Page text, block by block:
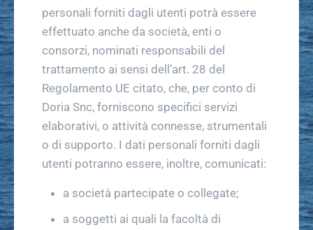
personali forniti dagli utenti potrà essere
effettuato anche da società, enti o
consorzi, nominati responsabili del
trattamento ai sensi dell’art. 28 del
Regolamento UE citato, che, per conto di
Doria Snc, forniscono specifici servizi
elaborativi, o attività connesse, strumentali
o di supporto. I dati personali forniti dagli
utenti potranno essere, inoltre, comunicati:
a società partecipate o collegate;
a soggetti ai quali la facoltà di